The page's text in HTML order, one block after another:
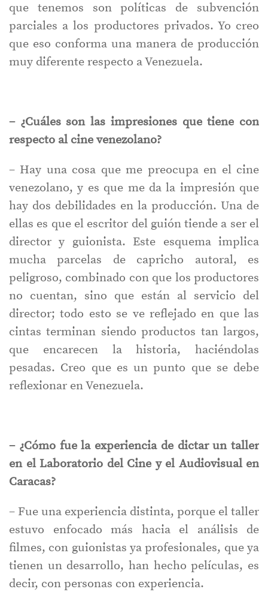
que tenemos son políticas de subvención
parciales a los productores privados. Yo creo
que eso conforma una manera de producción
muy diferente respecto a Venezuela.
– ¿Cuáles son las impresiones que tiene con
respecto al cine venezolano?
– Hay una cosa que me preocupa en el cine
venezolano, y es que me da la impresión que
hay dos debilidades en la producción. Una de
ellas es que el escritor del guión tiende a ser el
director y guionista. Este esquema implica
mucha parcelas de capricho autoral, es
peligroso, combinado con que los productores
no cuentan, sino que están al servicio del
director; todo esto se ve reflejado en que las
cintas terminan siendo productos tan largos,
que encarecen la historia, haciéndolas
pesadas. Creo que es un punto que se debe
reflexionar en Venezuela.
– ¿Cómo fue la experiencia de dictar un taller
en el Laboratorio del Cine y el Audiovisual en
Caracas?
– Fue una experiencia distinta, porque el taller
estuvo enfocado más hacia el análisis de
filmes, con guionistas ya profesionales, que ya
tienen un desarrollo, han hecho películas, es
decir, con personas con experiencia.